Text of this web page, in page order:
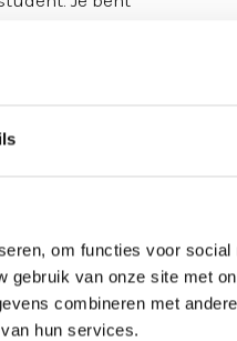
om functies voor social
gebruik van onze site met
combineren met
hun services.
(we willen niet
’t werk,
uitbesteed
neem contact op